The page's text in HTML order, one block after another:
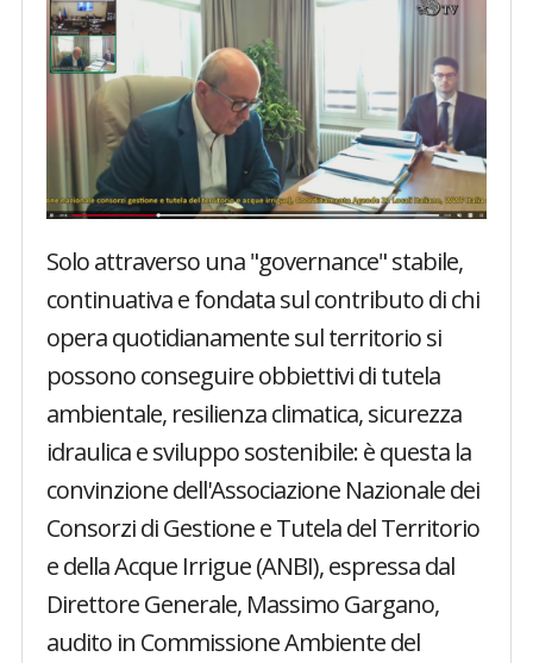
Solo attraverso una "governance" stabile,
continuativa e fondata sul contributo di chi
opera quotidianamente sul territorio si
possono conseguire obbiettivi di tutela
ambientale, resilienza climatica, sicurezza
idraulica e sviluppo sostenibile: è questa la
convinzione dell'Associazione Nazionale dei
Consorzi di Gestione e Tutela del Territorio
e della Acque Irrigue (ANBI), espressa dal
Direttore Generale, Massimo Gargano,
audito in Commissione Ambiente del